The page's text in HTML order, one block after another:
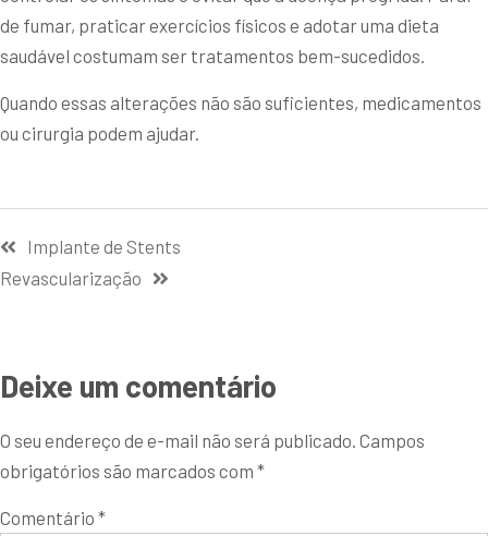
de fumar, praticar exercícios físicos e adotar uma dieta
saudável costumam ser tratamentos bem-sucedidos.
Quando essas alterações não são suficientes, medicamentos
ou cirurgia podem ajudar.
Implante de Stents
Revascularização
Deixe um comentário
O seu endereço de e-mail não será publicado. Campos
obrigatórios são marcados com *
Comentário *